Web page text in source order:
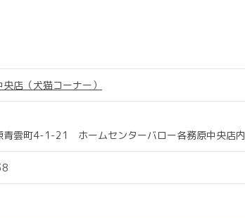
店（犬猫コーナー）
青雲町4-1-21 ホームセンターバロー各務原中央店内